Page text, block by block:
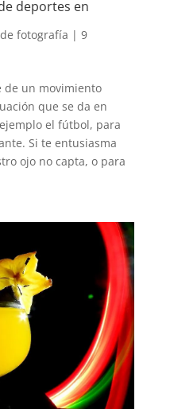
deportes en
fotografía | 9
de un movimiento
que se da en
el fútbol, para
Si te entusiasma
ojo no capta, o para